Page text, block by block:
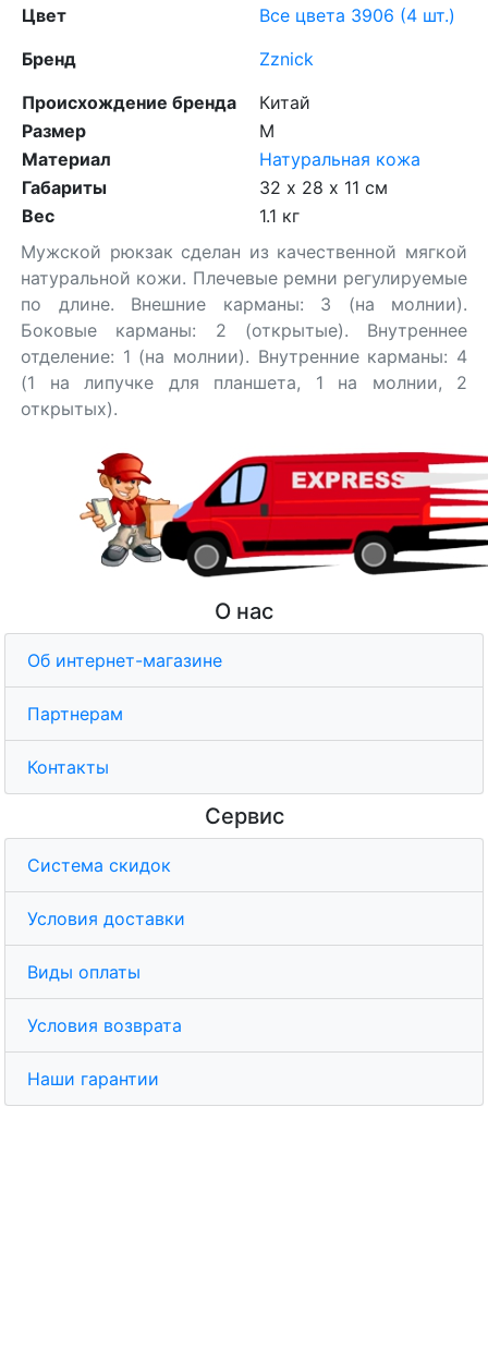
Цвет
Все цвета 3906 (4 шт.)
Бренд
Zznick
Происхождение бренда
Китай
Размер
M
Материал
Натуральная кожа
Габариты
32 х 28 х 11 см
Вес
1.1 кг
Мужской рюкзак сделан из качественной мягкой
натуральной кожи. Плечевые ремни регулируемые
по длине. Внешние карманы: 3 (на молнии).
Боковые карманы: 2 (открытые). Внутреннее
отделение: 1 (на молнии). Внутренние карманы: 4
(1 на липучке для планшета, 1 на молнии, 2
открытых).
О нас
Об интернет-магазине
Партнерам
Контакты
Сервис
Система скидок
Условия доставки
Виды оплаты
Условия возврата
Наши гарантии